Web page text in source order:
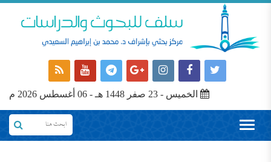
الخميس - 23 صفر 1448 هـ - 06 أغسطس 2026 م